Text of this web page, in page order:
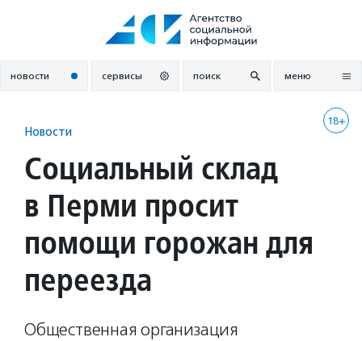
новости сервисы поиск меню
18+
Новости
Социальный склад
в Перми просит
помощи горожан для
переезда
Общественная организация